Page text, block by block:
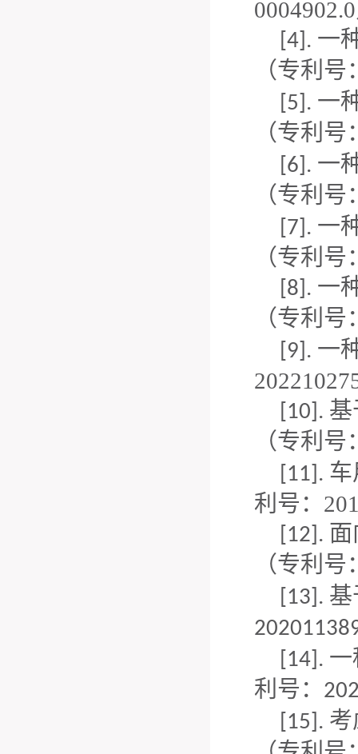
[4]. 一
（专利号
[5]. 一
（专利号
[6]. 一
（专利号
[7]. 一
（专利
[8]. 一
（专利号
[9]. 一
[10].
（专利号
[11].
利号：
[12].
（专利号
[13].
[14].
利号：
[15].